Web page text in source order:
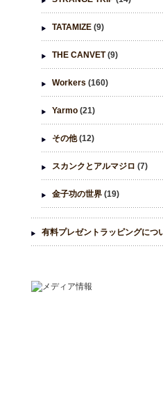
TATAMIZE (9)
THE CANVET(9)
Workers (160)
Yarmo (21)
その他(12)
スカンクとアルマジロ (7)
金子功の世界 (19)
有料プレゼントラッピングにつ